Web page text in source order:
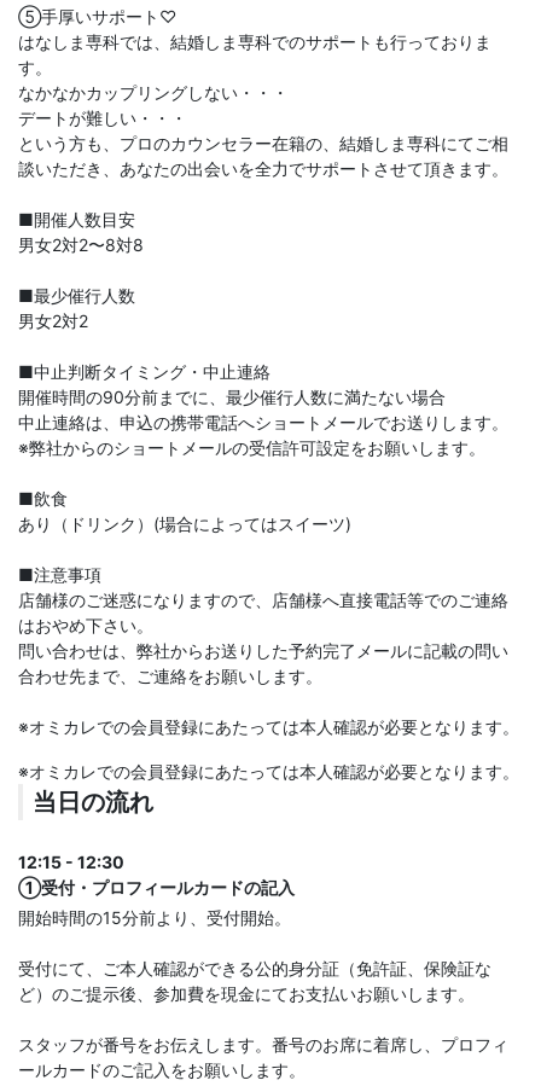
⑤手厚いサポート♡
はなしま専科では、結婚しま専科でのサポートも行っておりま
す。
なかなかカップリングしない・・・
デートが難しい・・・
という方も、プロのカウンセラー在籍の、結婚しま専科にてご相
談いただき、あなたの出会いを全力でサポートさせて頂きます。
■開催人数目安
男女2対2〜8対8
■最少催行人数
男女2対2
■中止判断タイミング・中止連絡
開催時間の90分前までに、最少催行人数に満たない場合
中止連絡は、申込の携帯電話へショートメールでお送りします。
※弊社からのショートメールの受信許可設定をお願いします。
■飲食
あり（ドリンク）(場合によってはスイーツ)
■注意事項
店舗様のご迷惑になりますので、店舗様へ直接電話等でのご連絡
はおやめ下さい。
問い合わせは、弊社からお送りした予約完了メールに記載の問い
合わせ先まで、ご連絡をお願いします。
※オミカレでの会員登録にあたっては本人確認が必要となります。
※オミカレでの会員登録にあたっては本人確認が必要となります。
当日の流れ
12:15 - 12:30
①受付・プロフィールカードの記入
開始時間の15分前より、受付開始。
受付にて、ご本人確認ができる公的身分証（免許証、保険証な
ど）のご提示後、参加費を現金にてお支払いお願いします。
スタッフが番号をお伝えします。番号のお席に着席し、プロフィ
ールカードのご記入をお願いします。